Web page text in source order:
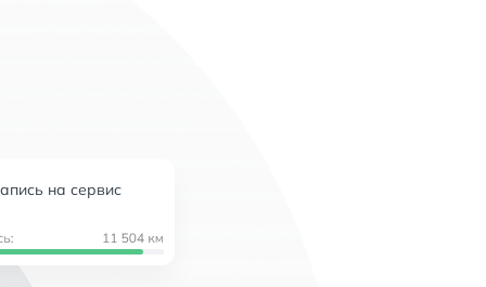
на сервис